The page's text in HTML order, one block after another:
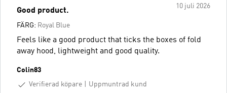
10 juli 2026
Good product.
FÄRG: Royal Blue
Feels like a good product that ticks the boxes of fold
away hood, lightweight and good quality.
Colin83
Verifierad köpare
Uppmuntrad kund